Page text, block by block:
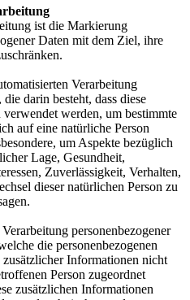
ist die Markierung
Daten mit dem Ziel, ihre
Verarbeitung
darin besteht, dass diese
verwendet werden, um bestimmte
auf eine natürliche Person
um Aspekte bezüglich
Lage, Gesundheit,
Zuverlässigkeit, Verhalten,
dieser natürlichen Person zu
personenbezogener
die personenbezogenen
Informationen nicht
Person zugeordnet
zusätzlichen Informationen